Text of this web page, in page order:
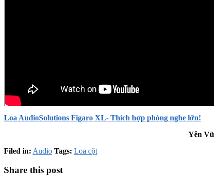
Loa AudioSolutions Figaro XL- Thích hợp phòng nghe lớn!
Yên Vũ
Filed in: Audio Tags: Loa cột
Share this post